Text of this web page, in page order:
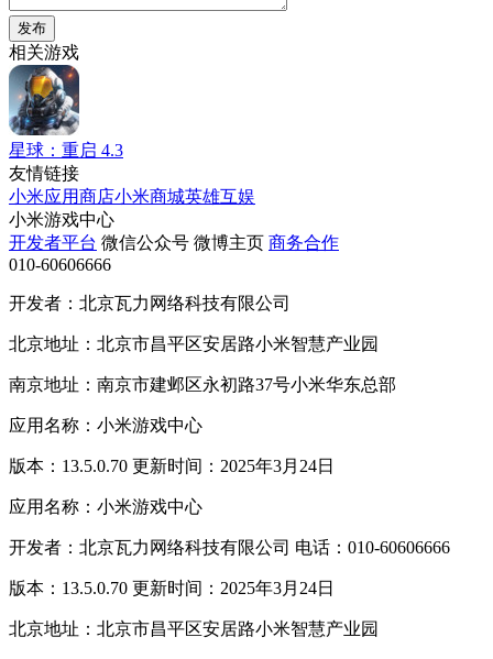
发布
相关游戏
星球：重启 4.3
友情链接
小米应用商店小米商城英雄互娱
小米游戏中心
开发者平台 微信公众号 微博主页 商务合作
010-60606666
开发者：北京瓦力网络科技有限公司
北京地址：北京市昌平区安居路小米智慧产业园
南京地址：南京市建邺区永初路37号小米华东总部
应用名称：小米游戏中心
版本：13.5.0.70 更新时间：2025年3月24日
应用名称：小米游戏中心
开发者：北京瓦力网络科技有限公司 电话：010-60606666
版本：13.5.0.70 更新时间：2025年3月24日
北京地址：北京市昌平区安居路小米智慧产业园